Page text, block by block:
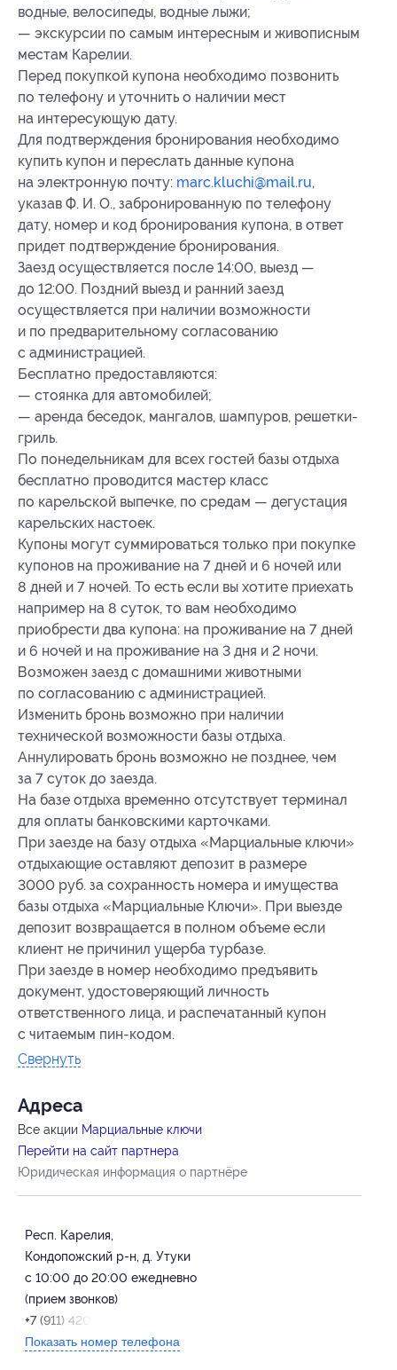
водные, велосипеды, водные лыжи;
— экскурсии по самым интересным и живописным
местам Карелии.
Перед покупкой купона необходимо позвонить
по телефону и уточнить о наличии мест
на интересующую дату.
Для подтверждения бронирования необходимо
купить купон и переслать данные купона
на электронную почту: marc.kluchi@mail.ru,
указав Ф. И. О., забронированную по телефону
дату, номер и код бронирования купона, в ответ
придет подтверждение бронирования.
Заезд осуществляется после 14:00, выезд —
до 12:00. Поздний выезд и ранний заезд
осуществляется при наличии возможности
и по предварительному согласованию
с администрацией.
Бесплатно предоставляются:
— стоянка для автомобилей;
— аренда беседок, мангалов, шампуров, решетки-
гриль.
По понедельникам для всех гостей базы отдыха
бесплатно проводится мастер класс
по карельской выпечке, по средам — дегустация
карельских настоек.
Купоны могут суммироваться только при покупке
купонов на проживание на 7 дней и 6 ночей или
8 дней и 7 ночей. То есть если вы хотите приехать
например на 8 суток, то вам необходимо
приобрести два купона: на проживание на 7 дней
и 6 ночей и на проживание на 3 дня и 2 ночи.
Возможен заезд с домашними животными
по согласованию с администрацией.
Изменить бронь возможно при наличии
технической возможности базы отдыха.
Аннулировать бронь возможно не позднее, чем
за 7 суток до заезда.
На базе отдыха временно отсутствует терминал
для оплаты банковскими карточками.
При заезде на базу отдыха «Марциальные ключи»
отдыхающие оставляют депозит в размере
3000 руб. за сохранность номера и имущества
базы отдыха «Марциальные Ключи». При выезде
депозит возвращается в полном объеме если
клиент не причинил ущерба турбазе.
При заезде в номер необходимо предъявить
документ, удостоверяющий личность
ответственного лица, и распечатанный купон
с читаемым пин-кодом.
Свернуть
Адресa
Все акции Марциальные ключи
Перейти на сайт партнера
Юридическая информация о партнёре
Респ. Карелия,
Кондопожский р-н, д. Утуки
с 10:00 до 20:00 ежедневно
(прием звонков)
+7 (911) 420-51-55
Показать номер телефона